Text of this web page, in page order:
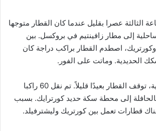
الثالثة عصرا بقليل عندما كان القطار متوجها
إلى مطار زافينتيم في بروكسل. بين
اصطدم القطار براكب دراجة كان
الحديدية. وماتت على الفور.
بسبب السرعة العالية، توقف القطار بعيدًا قليلاً. تم نقل 60 راكبا
إلى محطة سكة حديد كورترايك. بسبب
قطارات تعمل بين كورتريك وليشترفيلد.